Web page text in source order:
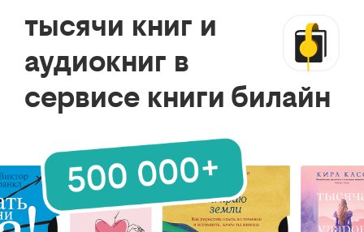
тысячи книг и
аудиокниг в
сервисе книги билайн